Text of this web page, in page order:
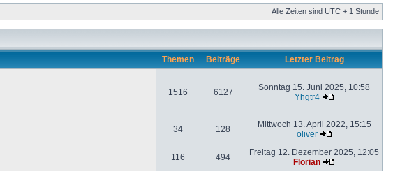
Alle Zeiten sind UTC + 1 Stunde
Themen Beiträge Letzter Beitrag
1516 6127
Sonntag 15. Juni 2025, 10:58
Yhgtr4
34 128
Mittwoch 13. April 2022, 15:15
oliver
116 494
Freitag 12. Dezember 2025, 12:05
Florian